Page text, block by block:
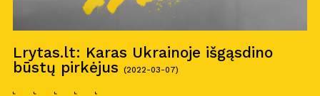
Lrytas.lt: Karas Ukrainoje išgąsdino
būstų pirkėjus
(2022-03-07)